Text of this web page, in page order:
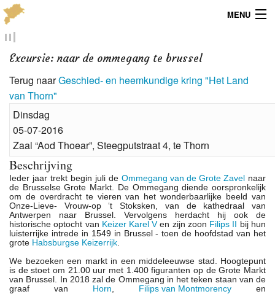
MENU
Menu
Dialect
Locaties
Kaarten
Overig
Verenigingsinfo
Excursie: naar de ommegang te brussel
Terug naarGeschied- en heemkundige kring "Het Land
van Thorn"
Dinsdag
05-07-2016
Zaal “Aod Thoear”, Steegputstraat 4, te Thorn
Beschrijving
Ieder jaar trekt begin juli de Ommegang van de Grote Zavel naar
de Brusselse Grote Markt. De Ommegang diende oorspronkelijk
om de overdracht te vieren van het wonderbaarlijke beeld van
Onze-Lieve- Vrouw-op ‘t Stoksken, van de kathedraal van
Antwerpen naar Brussel. Vervolgens herdacht hij ook de
historische optocht van Keizer Karel Ven zijn zoon Filips II bij hun
luisterrijke intrede in 1549 in Brussel - toen de hoofdstad van het
grote Habsburgse Keizerrijk
We bezoeken een markt in een middeleeuwse stad. Hoogtepunt
is de stoet om 21.00 uur met 1.400 figuranten op de Grote Markt
van Brussel. In 2018 zal de Ommegang in het teken staan van de
graaf van Horn Filips van Montmorency en